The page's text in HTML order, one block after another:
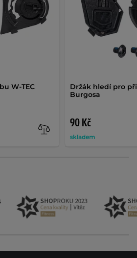
W-TEC
Držák hledí pro
Burgosa
90 Kč
skladem